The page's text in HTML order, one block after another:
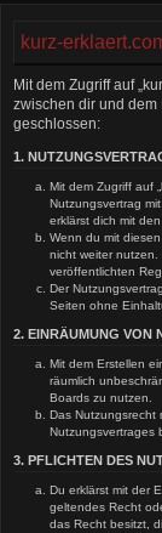
kurz-
Mit dem Zugriff auf
zwischen dir und
geschlossen:
1.
Mit dem Zugriff auf
Nutzungsvertrag
erklärst dich mit
Wenn du mit
nicht weiter
veröffentlichten
Der
Seiten ohne
2. EINRÄUMUNG VON
Mit dem Erstellen
räumlich
Boards zu nutzen.
Das
Nutzungsvertrages
3. PFLICHTEN DES
Du erklärst mit der
geltendes Recht
das Recht besitzt,